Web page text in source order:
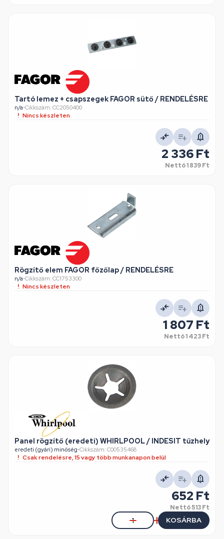
Tartó lemez + csapszegek FAGOR sütő / RENDELÉSRE
n/a•Cikkszám: CC2050400
Nincs készleten
2 336 Ft
Nettó1 839 Ft
Rögzítő elem FAGOR főzőlap / RENDELÉSRE
n/a•Cikkszám: CC1753300
Nincs készleten
1 807 Ft
Nettó1 423 Ft
Panel rögzítő (eredeti) WHIRLPOOL / INDESIT tűzhely
eredeti (gyári) minőség•Cikkszám: C00535468
Csak rendelésre, 15 vagy több munkanapon belül
652 Ft
Nettó513 Ft
KOSÁRBA